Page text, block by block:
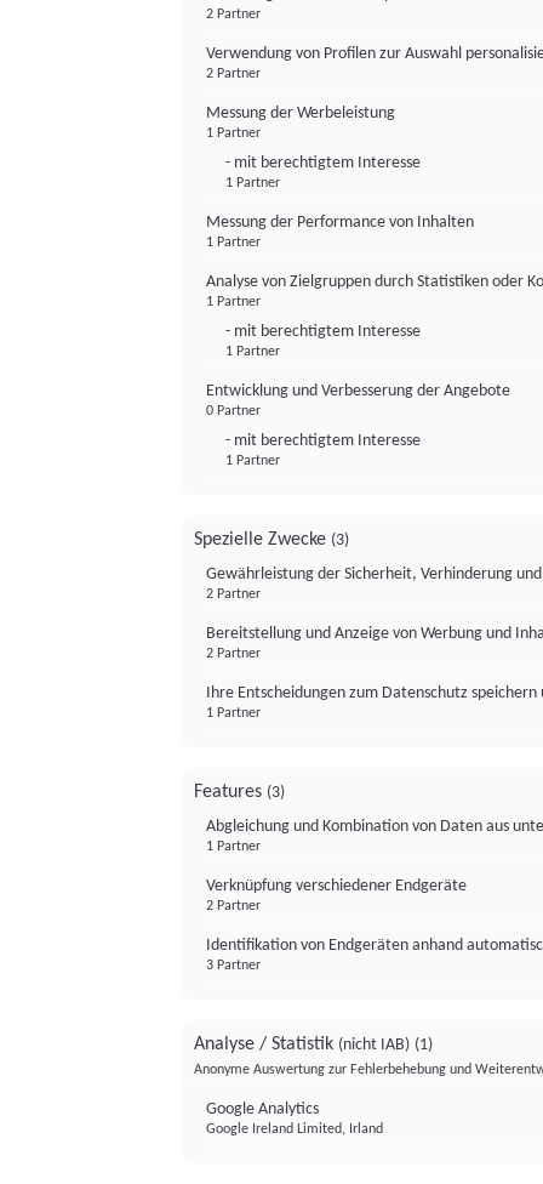
2 Partner
Verwendung von Profilen zur Auswahl
2 Partner
Messung der Werbeleistung
1 Partner
- mit berechtigtem Interesse
1 Partner
Messung der Performance von Inhalten
1 Partner
Analyse von Zielgruppen durch Statistiken oder
1 Partner
- mit berechtigtem Interesse
1 Partner
Entwicklung und Verbesserung der Angebote
0 Partner
- mit berechtigtem Interesse
1 Partner
Spezielle Zwecke (3)
Gewährleistung der Sicherheit, Verhinderung
2 Partner
Bereitstellung und Anzeige von Werbung und
2 Partner
Ihre Entscheidungen zum Datenschutz
1 Partner
Features (3)
Abgleichung und Kombination von Daten aus
1 Partner
Verknüpfung verschiedener Endgeräte
2 Partner
Identifikation von Endgeräten anhand
3 Partner
Analyse / Statistik (nicht IAB) (1)
Anonyme Auswertung zur Fehlerbehebung und
Google Analytics
Google Ireland Limited, Irland